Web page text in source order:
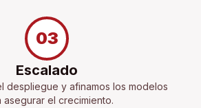
03
Escalado
despliegue y afinamos los modelos
asegurar el crecimiento.